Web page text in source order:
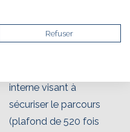
deviendrez ainsi un
!
ÉCO
Prise en charge des
interne visant à
sécuriser le parcours
(plafond de 520 fois
Refuser